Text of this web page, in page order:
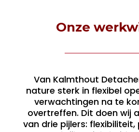
Onze
Van Kalmthout
nature sterk in flexibel
verwachtingen na te
overtreffen. Dit doen wij
van drie pijlers: